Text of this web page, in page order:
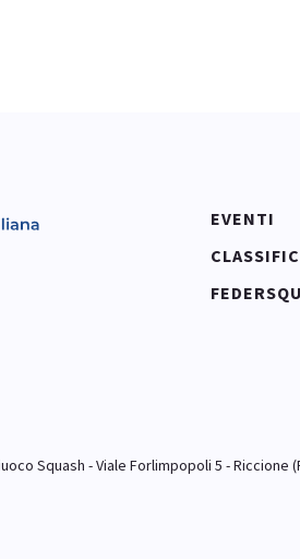
EVENTI
Squash - Viale Forlimpopoli 5 - Riccione